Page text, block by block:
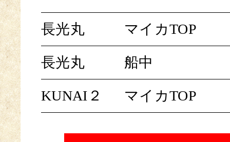
長光丸 マイカTOP
長光丸 船中
KUNAI２ マイカTOP